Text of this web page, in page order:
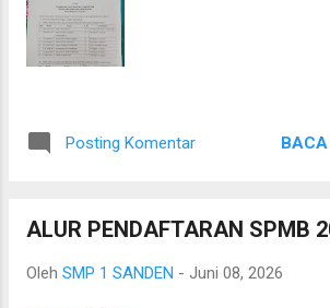
pentingnya menjaga
ini adalah memberi...
Posting Komentar
ALUR PENDAFTARAN SPMB
Oleh SMP 1 SANDEN - Juni 08, 2026